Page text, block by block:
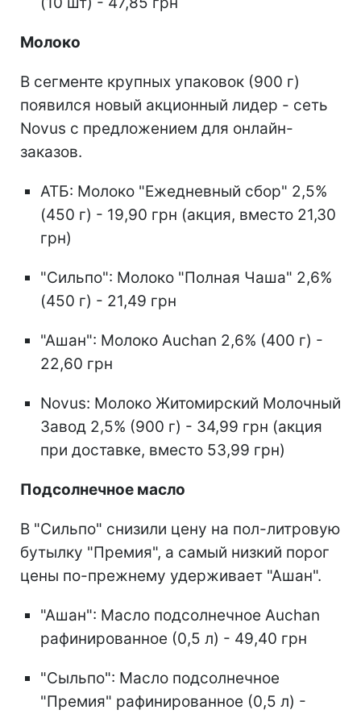
Молоко
В сегменте крупных упаковок (900 г)
появился новый акционный лидер - сеть
Novus с предложением для онлайн-
заказов.
АТБ: Молоко "Ежедневный сбор" 2,5%
(450 г) - 19,90 грн (акция, вместо 21,30
грн)
"Сильпо": Молоко "Полная Чаша" 2,6%
(450 г) - 21,49 грн
"Ашан": Молоко Auchan 2,6% (400 г) -
22,60 грн
Novus: Молоко Житомирский Молочный
Завод 2,5% (900 г) - 34,99 грн (акция
при доставке, вместо 53,99 грн)
Подсолнечное масло
В "Сильпо" снизили цену на пол-литровую
бутылку "Премия", а самый низкий порог
цены по-прежнему удерживает "Ашан".
"Ашан": Масло подсолнечное Auchan
рафинированное (0,5 л) - 49,40 грн
"Сыльпо": Масло подсолнечное
"Премия" рафинированное (0,5 л) -